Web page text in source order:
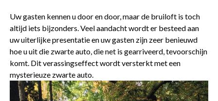
Uw gasten kennen u door en door, maar de bruiloft is toch
altijd iets bijzonders. Veel aandacht wordt er besteed aan
uw uiterlijke presentatie en uw gasten zijn zeer benieuwd
hoe u uit die zwarte auto, die net is gearriveerd, tevoorschijn
komt. Dit verassingseffect wordt versterkt met een
mysterieuze zwarte auto.